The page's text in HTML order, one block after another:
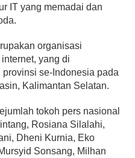
IT yang memadai dan
organisasi
yang di
se-Indonesia pada
Kalimantan Selatan.
tokoh pers nasional
Rosiana Silalahi,
Dheni Kurnia, Eko
Sonsang, Milhan